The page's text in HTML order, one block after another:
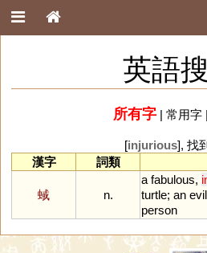
英語
所有字| 常用字|
[injurious], 找
漢字
詞類
蜮 n.
a fabulous,
turtle; an evil
person